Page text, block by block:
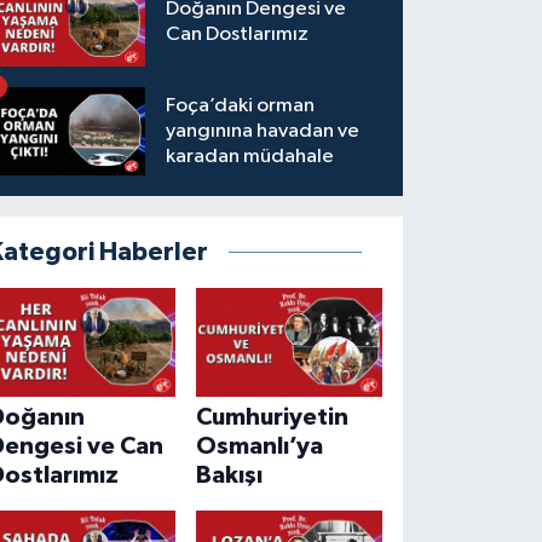
Doğanın Dengesi ve
Can Dostlarımız
Foça’daki orman
yangınına havadan ve
karadan müdahale
Haberler
ve Can
Cumhuriyetin
Osmanlı’ya
Bakışı